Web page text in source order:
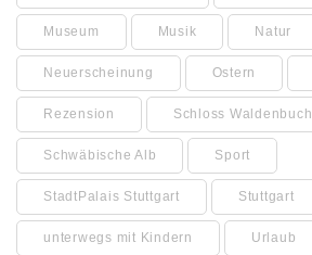
Museum Musik Natur
Neuerscheinung Ostern
Rezension Schloss Waldenbuch
Schwäbische Alb Sport
StadtPalais Stuttgart Stuttgart
unterwegs mit Kindern Urlaub